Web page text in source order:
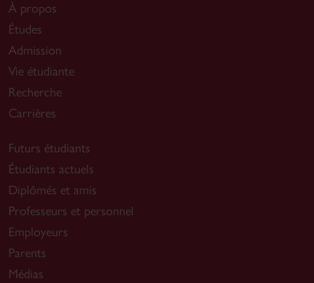
À propos
Études
Admission
Vie étudiante
Recherche
Carrières
Futurs étudiants
Étudiants actuels
Diplômés et amis
Professeurs et personnel
Employeurs
Parents
Médias